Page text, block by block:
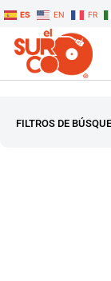
ES EN FR
FILTROS DE